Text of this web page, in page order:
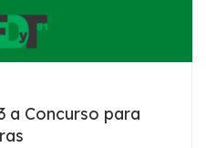
a Concurso para